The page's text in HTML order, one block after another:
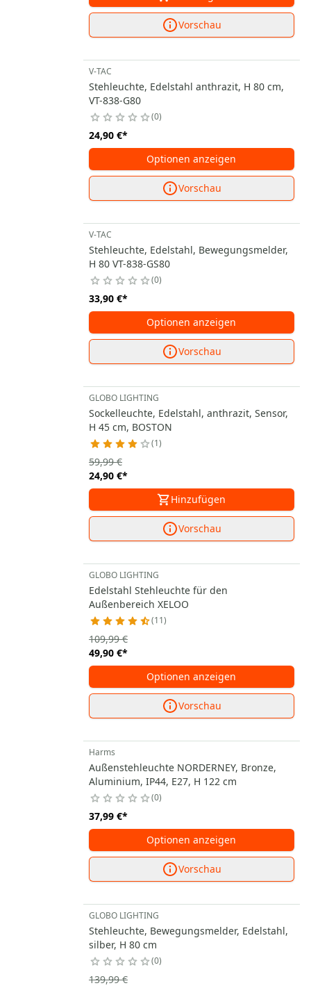
Vorschau
V-TAC
Stehleuchte, Edelstahl anthrazit, H 80 cm,
VT-838-G80
0
24,90 €*
Optionen anzeigen
Vorschau
V-TAC
Stehleuchte, Edelstahl, Bewegungsmelder,
H 80 VT-838-GS80
0
33,90 €*
Optionen anzeigen
Vorschau
GLOBO LIGHTING
Sockelleuchte, Edelstahl, anthrazit, Sensor,
H 45 cm, BOSTON
1
24,90 €*
59,99 €
Hinzufügen
Vorschau
GLOBO LIGHTING
Edelstahl Stehleuchte für den
Außenbereich XELOO
11
49,90 €*
109,99 €
Optionen anzeigen
Vorschau
Harms
Außenstehleuchte NORDERNEY, Bronze,
Aluminium, IP44, E27, H 122 cm
0
37,99 €*
Optionen anzeigen
Vorschau
GLOBO LIGHTING
Stehleuchte, Bewegungsmelder, Edelstahl,
silber, H 80 cm
0
139,99 €